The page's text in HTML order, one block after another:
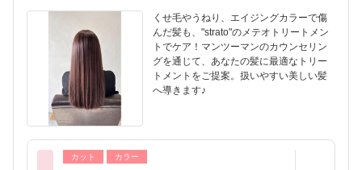
くせ毛やうねり、エイジングカラーで傷
んだ髪も、"strato"のメテオトリートメン
トでケア！マンツーマンのカウンセリン
グを通じて、あなたの髪に最適なトリー
トメントをご提案。扱いやすい美しい髪
へ導きます♪
カット カラー